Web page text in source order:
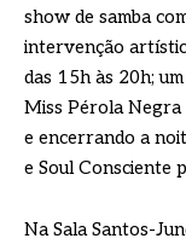
show de samba
intervenção
das 15h às 20h;
Miss Pérola
e encerrando a
e Soul Consciente
Na Sala Santos-